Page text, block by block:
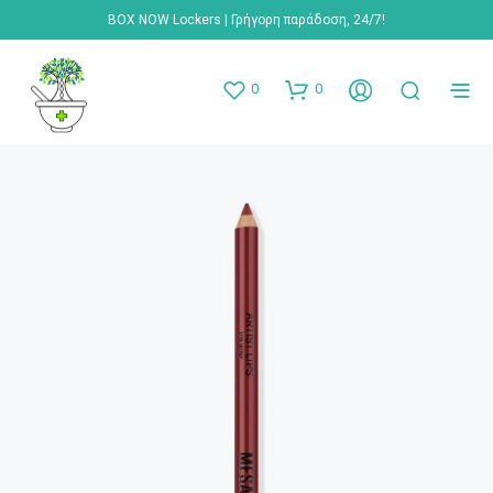
BOX NOW Lockers | Γρήγορη παράδοση, 24/7!
0 0